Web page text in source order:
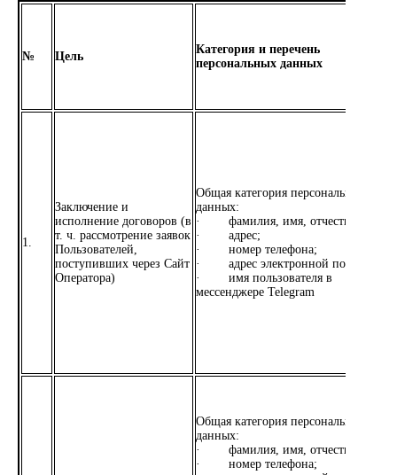
№ Цель
Категория и перечень
персональных данных
1.
Заключение и
исполнение договоров (в
т. ч. рассмотрение заявок
Пользователей,
поступивших через Сайт
Оператора)
Общая категория персональных
данных:
· фамилия, имя, отчество;
· адрес;
· номер телефона;
· адрес электронной почты;
· имя пользователя в
мессенджере Telegram
Общая категория персональных
данных:
· фамилия, имя, отчество;
· номер телефона;